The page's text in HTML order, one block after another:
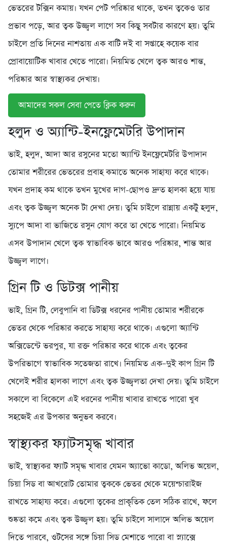
ভেতরের টক্সিন কমায়। যখন পেট পরিষ্কার থাকে, তখন ত্বকেও তার
প্রভাব পড়ে, আর ত্বক উজ্জ্বল লাগে সব কিছু সবটার কারণে হয়। তুমি
চাইলে প্রতি দিনের নাশতায় এক বাটি দই বা সপ্তাহে কয়েক বার
প্রোবায়োটিক খাবার খেতে পারো। নিয়মিত খেলে ত্বক আরও শান্ত,
পরিষ্কার আর স্বাস্থ্যকর দেখায়।
আমাদের সকল সেবা পেতে ক্লিক করুন
হলুদ ও অ্যান্টি-ইনফ্লেমেটরি উপাদান
ভাই, হলুদ, আদা আর রসুনের মতো অ্যান্টি ইনফ্লেমেটরি উপাদান
তোমার শরীরের ভেতরের প্রবাহ কমাতে অনেক সাহায্য করে থাকে।
যখন প্রদাহ কম থাকে তখন মুখের দাগ-ছোপও দ্রুত হালকা হয়ে যায়
এবং ত্বক উজ্জ্বল অনেক টা দেখা দেয়। তুমি চাইলে রান্নায় একটু হলুদ,
স্যুপে আদা বা ভাজিতে রসুন যোগ করে তা খেতে পারো। নিয়মিত
এসব উপাদান খেলে ত্বক স্বাভাবিক ভাবে আরও পরিষ্কার, শান্ত আর
উজ্জ্বল লাগে।
গ্রিন টি ও ডিটক্স পানীয়
ভাই, গ্রিন টি, লেবুপানি বা ডিটক্স ধরনের পানীয় তোমার শরীরকে
ভেতর থেকে পরিষ্কার করতে সাহায্য করে থাকে। এগুলো অ্যান্টি
অক্সিডেন্টে ভরপুর, যা রক্ত পরিষ্কার করে থাকে এবং ত্বকের
উপরিভাগে স্বাভাবিক সতেজতা রাখে। নিয়মিত এক–দুই কাপ গ্রিন টি
খেলেই শরীর হালকা লাগে এবং ত্বক উজ্জ্বলতা দেখা দেয়। তুমি চাইলে
সকালে বা বিকেলে এই ধরনের পানীয় খাবার রাখতে পারো খুব
সহজেই এর উপকার অনুভব করবে।
স্বাস্থ্যকর ফ্যাটসমৃদ্ধ খাবার
ভাই, স্বাস্থ্যকর ফ্যাট সমৃদ্ধ খাবার যেমন অ্যাভো কাডো, অলিভ অয়েল,
চিয়া সিড বা আখরোট তোমার ত্বককে ভেতর থেকে ময়েশ্চারাইজ
রাখতে সাহায্য করে। এগুলো ত্বকের প্রাকৃতিক তেল সঠিক রাখে, ফলে
শুষ্কতা কমে এবং ত্বক উজ্জ্বল হয়। তুমি চাইলে সালাদে অলিভ অয়েল
দিতে পারবে, ওটসের সঙ্গে চিয়া সিড মেশাতে পারো বা স্ন্যাক্সে